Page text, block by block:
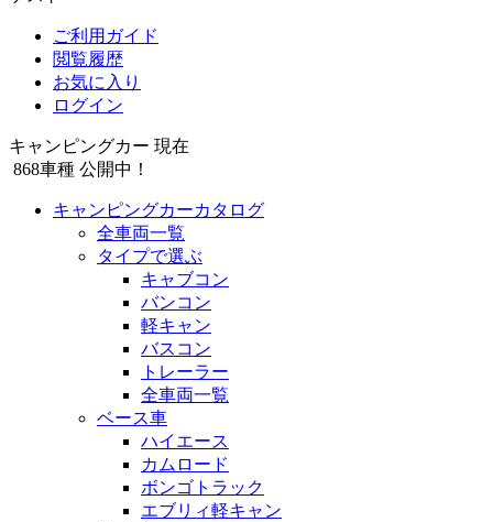
ご利用ガイド
閲覧履歴
お気に入り
ログイン
キャンピングカー 現在
868車種 公開中！
キャンピングカーカタログ
全車両一覧
タイプで選ぶ
キャブコン
バンコン
軽キャン
バスコン
トレーラー
全車両一覧
ベース車
ハイエース
カムロード
ボンゴトラック
エブリィ軽キャン